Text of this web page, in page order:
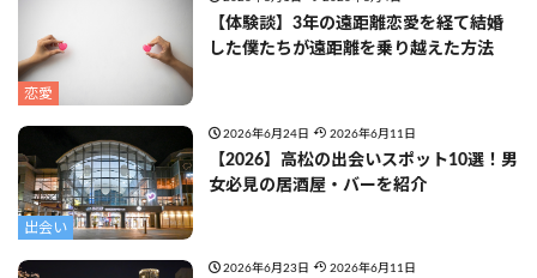
恋愛
【体験談】3年の遠距離恋愛を経て結婚
した僕たちが遠距離を乗り越えた方法
出会い
2026年6月24日 2026年6月11日
【2026】高松の出会いスポット10選！男
女必見の居酒屋・バーを紹介
2026年6月23日 2026年6月11日